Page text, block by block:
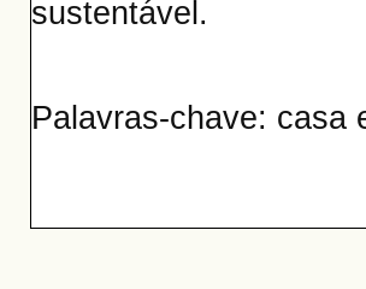
sustentável.
Palavras-chave: casa